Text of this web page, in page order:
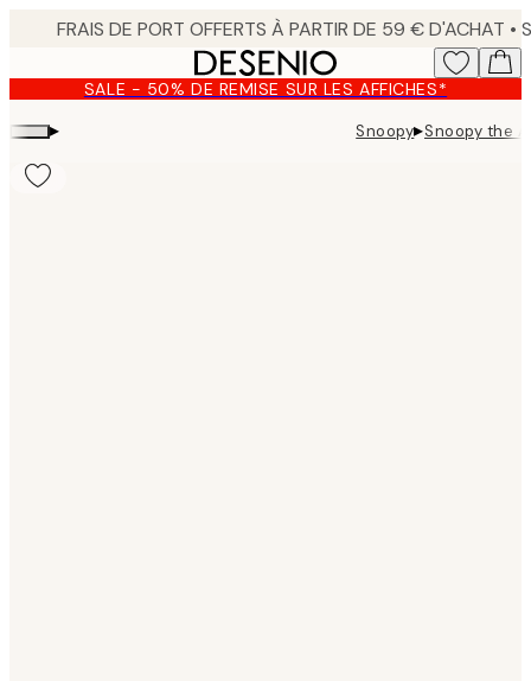
content.SALE - 50% DE REMISE SUR LES AFFICHES*
▸ Snoopy▸Snoopy the